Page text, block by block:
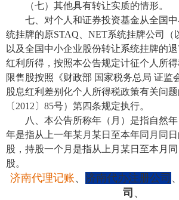
（七）其他具有转让实质的情形。
七、对个人和证券投资基金从全国中
统挂牌的原STAQ、NET系统挂牌公司（
以及全国中小企业股份转让系统挂牌的
红利所得，按照本公告规定计征个人所
限售股按照《财政部 国家税务总局 证监
股息红利差别化个人所得税政策有关问
〔2012〕85号）第四条规定执行。
八、本公告所称年（月）是指自然年
年是指从上一年某月某日至本年同月同
股，持股一个月是指从上月某日至本月
股。
济南代理记账、 济南代办注册公司 、
司 、